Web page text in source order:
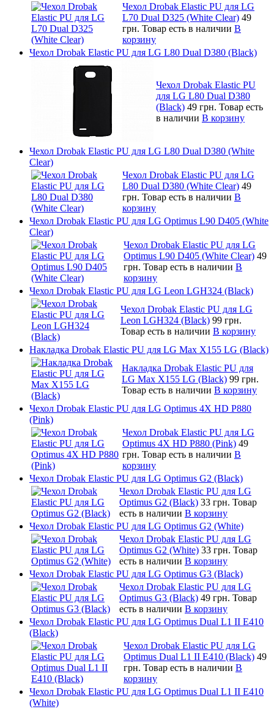
Чехол Drobak Elastic PU для LG
L70 Dual D325 (White Clear) 49
грн. Товар есть в наличии В
корзину
Чехол Drobak Elastic PU для LG L80 Dual D380 (Black)
Чехол Drobak Elastic PU
для LG L80 Dual D380
(Black) 49 грн. Товар есть
в наличии В корзину
Чехол Drobak Elastic PU для LG L80 Dual D380 (White
Clear)
Чехол Drobak Elastic PU для LG
L80 Dual D380 (White Clear) 49
грн. Товар есть в наличии В
корзину
Чехол Drobak Elastic PU для LG Optimus L90 D405 (White
Clear)
Чехол Drobak Elastic PU для LG
Optimus L90 D405 (White Clear) 49
грн. Товар есть в наличии В
корзину
Чехол Drobak Elastic PU для LG Leon LGH324 (Black)
Чехол Drobak Elastic PU для LG
Leon LGH324 (Black) 99 грн.
Товар есть в наличии В корзину
Накладка Drobak Elastic PU для LG Max X155 LG (Black)
Накладка Drobak Elastic PU для
LG Max X155 LG (Black) 99 грн.
Товар есть в наличии В корзину
Чехол Drobak Elastic PU для LG Optimus 4X HD P880
(Pink)
Чехол Drobak Elastic PU для LG
Optimus 4X HD P880 (Pink) 49
грн. Товар есть в наличии В
корзину
Чехол Drobak Elastic PU для LG Optimus G2 (Black)
Чехол Drobak Elastic PU для LG
Optimus G2 (Black) 33 грн. Товар
есть в наличии В корзину
Чехол Drobak Elastic PU для LG Optimus G2 (White)
Чехол Drobak Elastic PU для LG
Optimus G2 (White) 33 грн. Товар
есть в наличии В корзину
Чехол Drobak Elastic PU для LG Optimus G3 (Black)
Чехол Drobak Elastic PU для LG
Optimus G3 (Black) 49 грн. Товар
есть в наличии В корзину
Чехол Drobak Elastic PU для LG Optimus Dual L1 II E410
(Black)
Чехол Drobak Elastic PU для LG
Optimus Dual L1 II E410 (Black) 49
грн. Товар есть в наличии В
корзину
Чехол Drobak Elastic PU для LG Optimus Dual L1 II E410
(White)